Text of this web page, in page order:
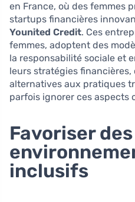
en France, où des femmes
startups financières
Younited Credit. Ces
femmes, adoptent des
la responsabilité sociale et
leurs stratégies
alternatives aux pratiques
parfois ignorer ces aspects
Favoriser des
inclusifs